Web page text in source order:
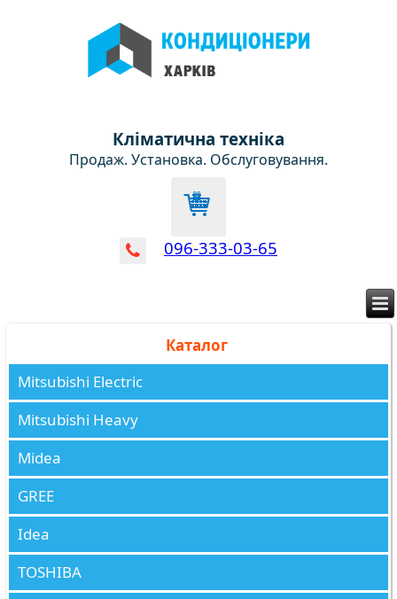
Кліматична техніка
Продаж. Установка. Обслуговування.
096-333-03-65
Каталог
Mitsubishi Electric
Mitsubishi Heavy
Midea
GREE
Idea
TOSHIBA